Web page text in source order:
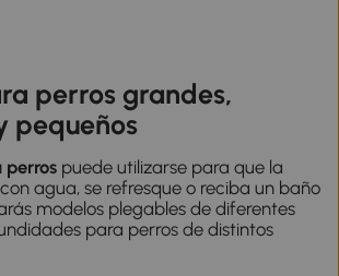
perros grandes,
pequeños
perros puede utilizarse para que la
agua, se refresque o reciba un baño
modelos plegables de diferentes
para perros de distintos